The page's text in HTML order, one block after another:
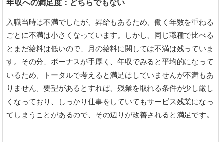
年収への満足度：どちらでもない
入職当時は不満でしたが、昇給もあるため、働く年数を重ねる
ごとに不満は小さくなっています。しかし、同じ職種で比べる
とまだ給料は低いので、月の給料に関しては不満は残っていま
す。その分、ボーナスが手厚く、年収でみると平均的になって
いるため、トータルで考えると満足はしていませんが不満もあ
りません。要望があるとすれば、残業を取れる条件が少し厳し
くなっており、しっかり仕事をしていてもサービス残業になっ
てしまうことがあるので、その辺りが改善されると満足です。